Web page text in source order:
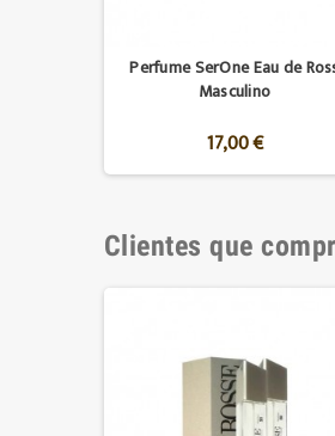
Perfume SerOne Eau de
Masculino
17,00 €
Clientes que